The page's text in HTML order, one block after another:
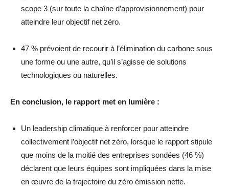
scope 3 (sur toute la chaîne d’approvisionnement) pour
atteindre leur objectif net zéro.
47 % prévoient de recourir à l’élimination du carbone sous
une forme ou une autre, qu’il s’agisse de solutions
technologiques ou naturelles.
En conclusion, le rapport met en lumière :
Un leadership climatique à renforcer pour atteindre
collectivement l’objectif net zéro, lorsque le rapport stipule
que moins de la moitié des entreprises sondées (46 %)
déclarent que leurs équipes sont impliquées dans la mise
en œuvre de la trajectoire du zéro émission nette.